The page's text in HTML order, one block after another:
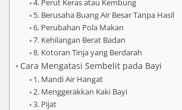
4. Perut Keras atau Kembung
5. Berusaha Buang Air Besar Tanpa Hasil
6. Perubahan Pola Makan
7. Kehilangan Berat Badan
8. Kotoran Tinja yang Berdarah
Cara Mengatasi Sembelit pada Bayi
1. Mandi Air Hangat
2. Menggerakkan Kaki Bayi
3. Pijat